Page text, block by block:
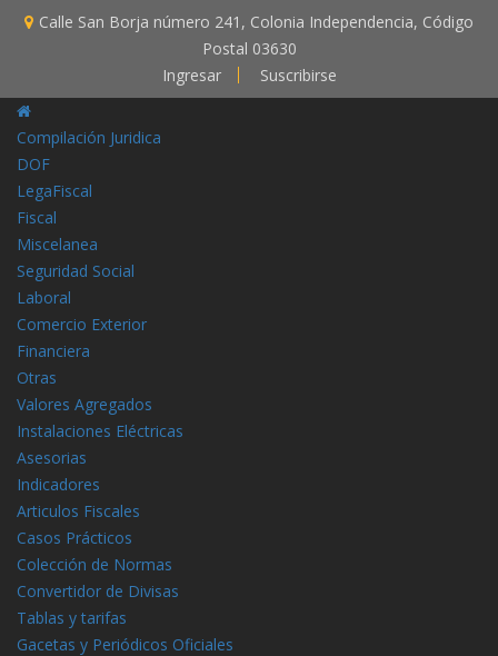
Calle San Borja número 241, Colonia Independencia, Código
Postal 03630
Ingresar
Suscribirse
Compilación Juridica
DOF
LegaFiscal
Fiscal
Miscelanea
Seguridad Social
Laboral
Comercio Exterior
Financiera
Otras
Valores Agregados
Instalaciones Eléctricas
Asesorias
Indicadores
Articulos Fiscales
Casos Prácticos
Colección de Normas
Convertidor de Divisas
Tablas y tarifas
Gacetas y Periódicos Oficiales